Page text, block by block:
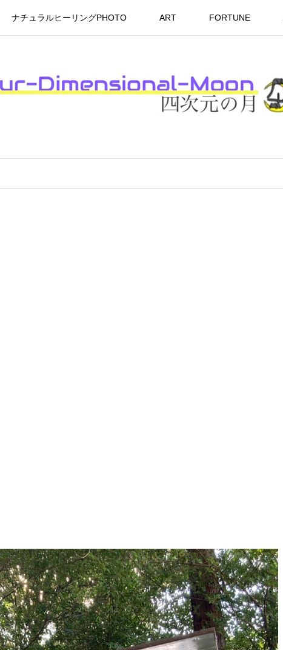
ナチュラルヒーリングPHOTO ART FORTUNE